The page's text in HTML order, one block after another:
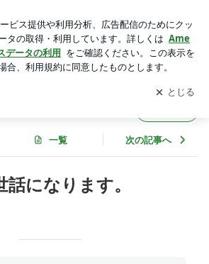
して ブログの更新通知
を受け取りまし
開く
一覧 次の記事へ
になります。